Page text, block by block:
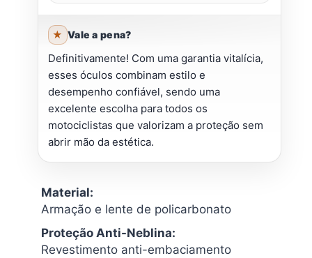
Vale a pena?
Definitivamente! Com uma garantia vitalícia,
esses óculos combinam estilo e
desempenho confiável, sendo uma
excelente escolha para todos os
motociclistas que valorizam a proteção sem
abrir mão da estética.
Material:
Armação e lente de policarbonato
Proteção Anti-Neblina:
Revestimento anti-embaciamento